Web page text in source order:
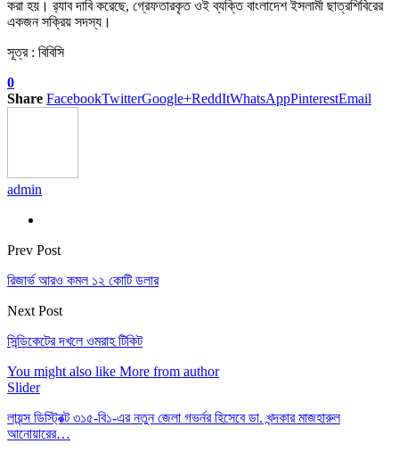
করা হয়। র‍্যাব দাবি করেছে, গ্রেফতারকৃত ওই ব্যক্তি বাংলাদেশ ইসলামী ছাত্রশিবিরের
একজন সক্রিয় সদস্য।
সূত্র : বিবিসি
0
Share FacebookTwitterGoogle+ReddItWhatsAppPinterestEmail
admin
Prev Post
রিজার্ভ আরও কমল ১২ কোটি ডলার
Next Post
সিন্ডিকেটের দখলে ওমরাহ টিকিট
You might also like More from author
Slider
লায়ন্স ডিস্ট্রিক্ট ৩১৫-বি১-এর নতুন জেলা গভর্নর হিসেবে ডা. খন্দকার মাজহারুল
আনোয়ারের…